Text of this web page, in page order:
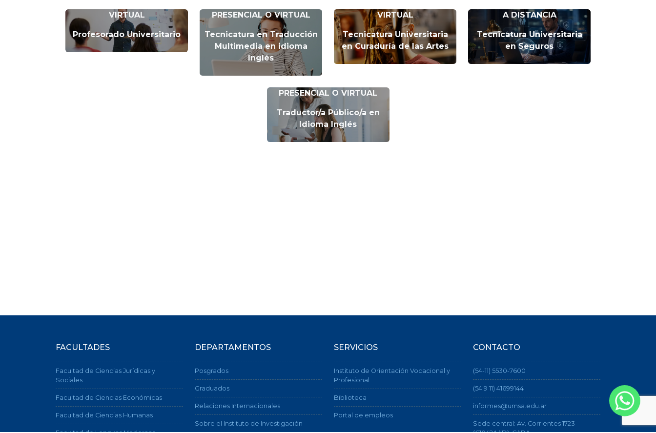
Profesorado Universitario
VIRTUAL
Tecnicatura en Traducción
Multimedia en idioma
Inglés
PRESENCIAL O VIRTUAL
Tecnicatura Universitaria
en Curaduría de las Artes
VIRTUAL
Tecnicatura Universitaria
en Seguros
A DISTANCIA
Traductor/a Público/a en
Idioma Inglés
PRESENCIAL O VIRTUAL
FACULTADES
Facultad de Ciencias Jurídicas y
Sociales
Facultad de Ciencias Económicas
Facultad de Ciencias Humanas
DEPARTAMENTOS
Posgrados
Graduados
Relaciones Internacionales
Sobre el Instituto de Investigación
SERVICIOS
Instituto de Orientación Vocacional y
Profesional
Biblioteca
Portal de empleos
CONTACTO
(54-11) 5530-7600
(54 9 11) 41699144
informes@umsa.edu.ar
Sede central: Av. Corrientes 1723